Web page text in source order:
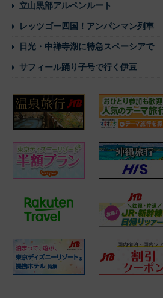
立山黒部アルペンルート
レッツゴー四国！アンパンマン列車
日光・中禅寺湖に特急スペーシアで
サフィール踊り子号で行く伊豆